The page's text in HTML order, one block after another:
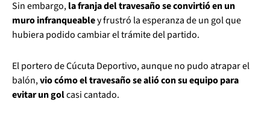
Sin embargo,la franja del travesaño se convirtió en un
muro infranqueabley frustró la esperanza de un gol que
hubiera podido cambiar el trámite del partido.
El portero de Cúcuta Deportivo, aunque no pudo atrapar el
balón,vio cómo el travesaño se alió con su equipo para
evitar un golcasi cantado.